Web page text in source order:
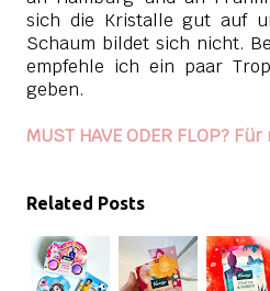
sich die Kristalle gut auf
Schaum bildet sich nicht.
empfehle ich ein paar
geben.
MUST HAVE ODER FLOP?
Related Posts